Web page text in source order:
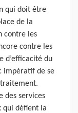
qui doit être
de la
contre les
contre les
d’efficacité du
impératif de se
des services
qui défient la